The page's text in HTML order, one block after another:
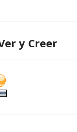
y Creer